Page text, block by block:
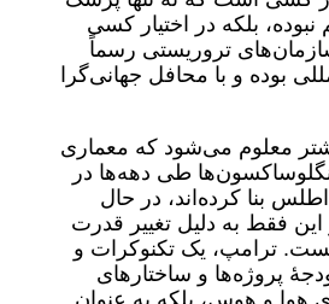
بلکه در اختیار کسی
تروریستی رسماً
بوده و با محافل جهانی‌گرا
معلوم می‌شود که معماری
طی دهه‌ها در
بنا کرده‌اند، در حال
فقط به دلیل تغییر قدرت
ترامپ، یک تکنوکرات و
پروژه‌ها و ساختارهای
هوا و هوس، بلکه به عنوان